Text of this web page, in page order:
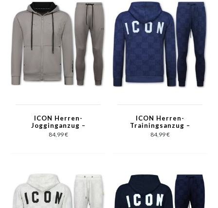
ICON Herren-
Jogginganzug –
Trainingsanzug für
Erwachsene – Herren-
84,99 €
ICON Herren-
Trainingsanzug –
Herren-Twinset-
Trainingsanzug –
84,99 €